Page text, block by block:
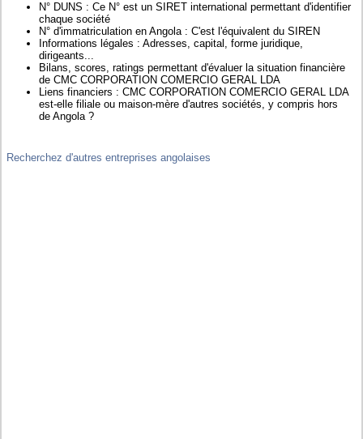
N° DUNS : Ce N° est un SIRET international permettant d'identifier
chaque société
N° d'immatriculation en Angola : C'est l'équivalent du SIREN
Informations légales : Adresses, capital, forme juridique,
dirigeants...
Bilans, scores, ratings permettant d'évaluer la situation financière
de CMC CORPORATION COMERCIO GERAL LDA
Liens financiers : CMC CORPORATION COMERCIO GERAL LDA
est-elle filiale ou maison-mère d'autres sociétés, y compris hors
de Angola ?
Recherchez d'autres entreprises angolaises